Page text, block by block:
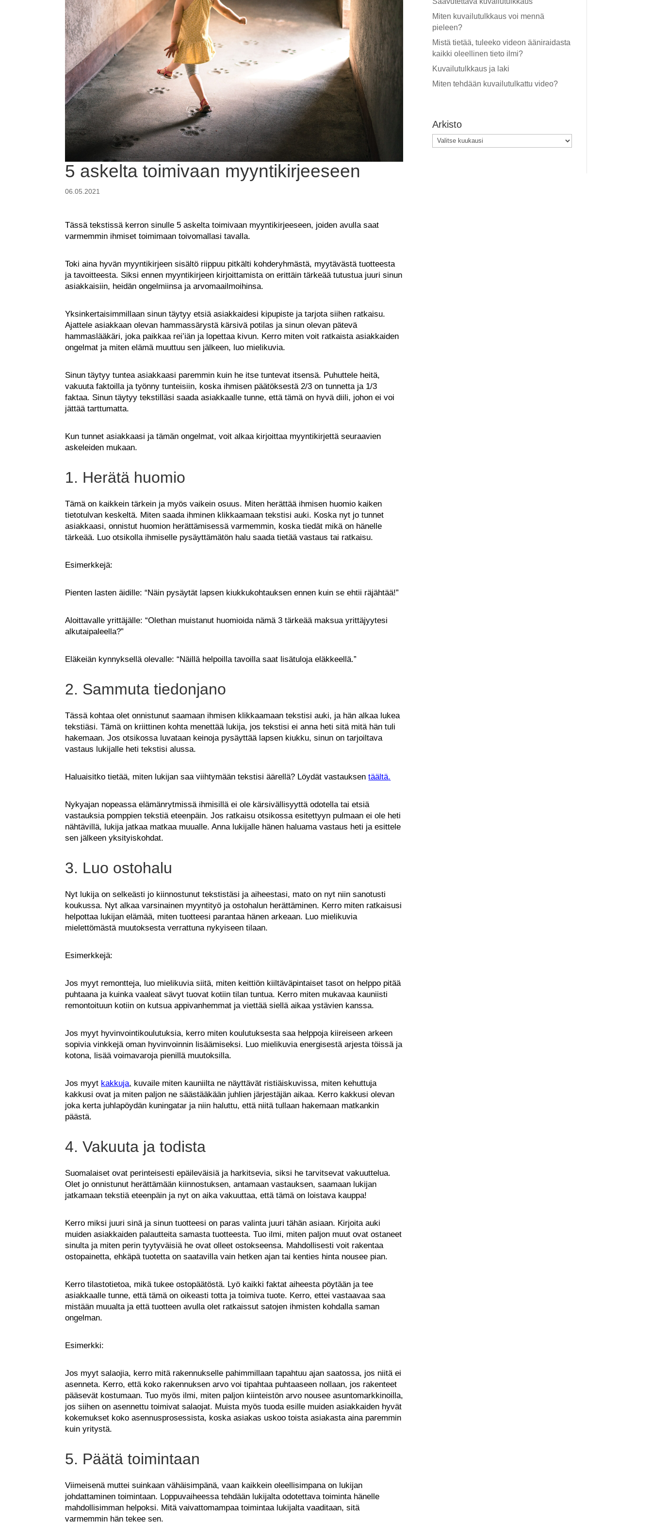
5 askelta toimivaan myyntikirjeeseen
06.05.2021
Tässä tekstissä kerron sinulle 5 askelta toimivaan myyntikirjeeseen, joiden avulla saat
varmemmin ihmiset toimimaan toivomallasi tavalla.
Toki aina hyvän myyntikirjeen sisältö riippuu pitkälti kohderyhmästä, myytävästä tuotteesta
ja tavoitteesta. Siksi ennen myyntikirjeen kirjoittamista on erittäin tärkeää tutustua juuri sinun
asiakkaisiin, heidän ongelmiinsa ja arvomaailmoihinsa.
Yksinkertaisimmillaan sinun täytyy etsiä asiakkaidesi kipupiste ja tarjota siihen ratkaisu.
Ajattele asiakkaan olevan hammassärystä kärsivä potilas ja sinun olevan pätevä
hammaslääkäri, joka paikkaa rei’iän ja lopettaa kivun. Kerro miten voit ratkaista asiakkaiden
ongelmat ja miten elämä muuttuu sen jälkeen, luo mielikuvia.
Sinun täytyy tuntea asiakkaasi paremmin kuin he itse tuntevat itsensä. Puhuttele heitä,
vakuuta faktoilla ja työnny tunteisiin, koska ihmisen päätöksestä 2/3 on tunnetta ja 1/3
faktaa. Sinun täytyy tekstilläsi saada asiakkaalle tunne, että tämä on hyvä diili, johon ei voi
jättää tarttumatta.
Kun tunnet asiakkaasi ja tämän ongelmat, voit alkaa kirjoittaa myyntikirjettä seuraavien
askeleiden mukaan.
1. Herätä huomio
Tämä on kaikkein tärkein ja myös vaikein osuus. Miten herättää ihmisen huomio kaiken
tietotulvan keskeltä. Miten saada ihminen klikkaamaan tekstisi auki. Koska nyt jo tunnet
asiakkaasi, onnistut huomion herättämisessä varmemmin, koska tiedät mikä on hänelle
tärkeää. Luo otsikolla ihmiselle pysäyttämätön halu saada tietää vastaus tai ratkaisu.
Esimerkkejä:
Pienten lasten äidille: “Näin pysäytät lapsen kiukkukohtauksen ennen kuin se ehtii räjähtää!”
Aloittavalle yrittäjälle: “Olethan muistanut huomioida nämä 3 tärkeää maksua yrittäjyytesi
alkutaipaleella?”
Eläkeiän kynnyksellä olevalle: “Näillä helpoilla tavoilla saat lisätuloja eläkkeellä.”
2. Sammuta tiedonjano
Tässä kohtaa olet onnistunut saamaan ihmisen klikkaamaan tekstisi auki, ja hän alkaa lukea
tekstiäsi. Tämä on kriittinen kohta menettää lukija, jos tekstisi ei anna heti sitä mitä hän tuli
hakemaan. Jos otsikossa luvataan keinoja pysäyttää lapsen kiukku, sinun on tarjoiltava
vastaus lukijalle heti tekstisi alussa.
Haluaisitko tietää, miten lukijan saa viihtymään tekstisi äärellä? Löydät vastauksentäältä.
Nykyajan nopeassa elämänrytmissä ihmisillä ei ole kärsivällisyyttä odotella tai etsiä
vastauksia pomppien tekstiä eteenpäin. Jos ratkaisu otsikossa esitettyyn pulmaan ei ole heti
nähtävillä, lukija jatkaa matkaa muualle. Anna lukijalle hänen haluama vastaus heti ja esittele
sen jälkeen yksityiskohdat.
3. Luo ostohalu
Nyt lukija on selkeästi jo kiinnostunut tekstistäsi ja aiheestasi, mato on nyt niin sanotusti
koukussa. Nyt alkaa varsinainen myyntityö ja ostohalun herättäminen. Kerro miten ratkaisusi
helpottaa lukijan elämää, miten tuotteesi parantaa hänen arkeaan. Luo mielikuvia
mielettömästä muutoksesta verrattuna nykyiseen tilaan.
Esimerkkejä:
Jos myyt remontteja, luo mielikuvia siitä, miten keittiön kiiltäväpintaiset tasot on helppo pitää
puhtaana ja kuinka vaaleat sävyt tuovat kotiin tilan tuntua. Kerro miten mukavaa kauniisti
remontoituun kotiin on kutsua appivanhemmat ja viettää siellä aikaa ystävien kanssa.
Jos myyt hyvinvointikoulutuksia, kerro miten koulutuksesta saa helppoja kiireiseen arkeen
sopivia vinkkejä oman hyvinvoinnin lisäämiseksi. Luo mielikuvia energisestä arjesta töissä ja
kotona, lisää voimavaroja pienillä muutoksilla.
Jos myyt kakkuja, kuvaile miten kauniilta ne näyttävät ristiäiskuvissa, miten kehuttuja
kakkusi ovat ja miten paljon ne säästääkään juhlien järjestäjän aikaa. Kerro kakkusi olevan
joka kerta juhlapöydän kuningatar ja niin haluttu, että niitä tullaan hakemaan matkankin
päästä.
4. Vakuuta ja todista
Suomalaiset ovat perinteisesti epäileväisiä ja harkitsevia, siksi he tarvitsevat vakuuttelua.
Olet jo onnistunut herättämään kiinnostuksen, antamaan vastauksen, saamaan lukijan
jatkamaan tekstiä eteenpäin ja nyt on aika vakuuttaa, että tämä on loistava kauppa!
Kerro miksi juuri sinä ja sinun tuotteesi on paras valinta juuri tähän asiaan. Kirjoita auki
muiden asiakkaiden palautteita samasta tuotteesta. Tuo ilmi, miten paljon muut ovat ostaneet
sinulta ja miten perin tyytyväisiä he ovat olleet ostokseensa. Mahdollisesti voit rakentaa
ostopainetta, ehkäpä tuotetta on saatavilla vain hetken ajan tai kenties hinta nousee pian.
Kerro tilastotietoa, mikä tukee ostopäätöstä. Lyö kaikki faktat aiheesta pöytään ja tee
asiakkaalle tunne, että tämä on oikeasti totta ja toimiva tuote. Kerro, ettei vastaavaa saa
mistään muualta ja että tuotteen avulla olet ratkaissut satojen ihmisten kohdalla saman
ongelman.
Esimerkki:
Jos myyt salaojia, kerro mitä rakennukselle pahimmillaan tapahtuu ajan saatossa, jos niitä ei
asenneta. Kerro, että koko rakennuksen arvo voi tipahtaa puhtaaseen nollaan, jos rakenteet
pääsevät kostumaan. Tuo myös ilmi, miten paljon kiinteistön arvo nousee asuntomarkkinoilla,
jos siihen on asennettu toimivat salaojat. Muista myös tuoda esille muiden asiakkaiden hyvät
kokemukset koko asennusprosessista, koska asiakas uskoo toista asiakasta aina paremmin
kuin yritystä.
5. Päätä toimintaan
Viimeisenä muttei suinkaan vähäisimpänä, vaan kaikkein oleellisimpana on lukijan
johdattaminen toimintaan. Loppuvaiheessa tehdään lukijalta odotettava toiminta hänelle
mahdollisimman helpoksi. Mitä vaivattomampaa toimintaa lukijalta vaaditaan, sitä
varmemmin hän tekee sen.
Miten kuvailutulkkaus voi mennä
pieleen?
Mistä tietää, tuleeko videon ääniraidasta
kaikki oleellinen tieto ilmi?
Kuvailutulkkaus ja laki
Miten tehdään kuvailutulkattu video?
Arkisto
Arkisto